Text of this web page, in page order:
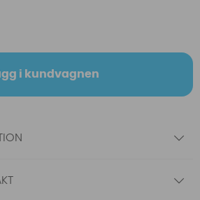
i kundvagnen